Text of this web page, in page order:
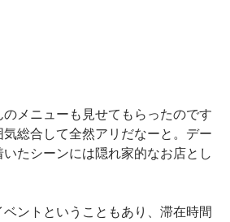
メニューも見せてもらったのです
総合して全然アリだなーと。デー
いたシーンには隠れ家的なお店とし
ントということもあり、滞在時間